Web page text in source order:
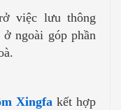
việc lưu thông
ngoài góp phần
Xingfa kết hợp